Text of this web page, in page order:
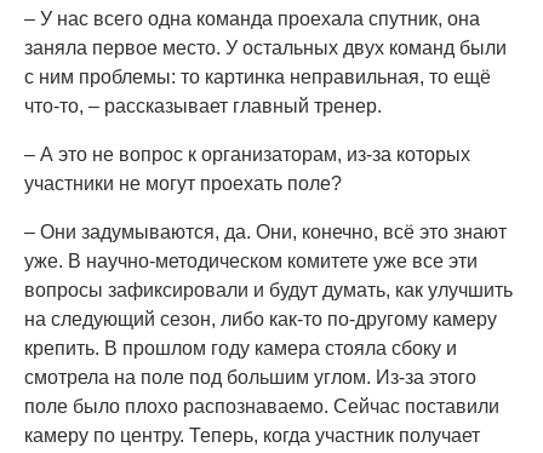
– У нас всего одна команда проехала спутник, она
заняла первое место. У остальных двух команд были
с ним проблемы: то картинка неправильная, то ещё
что-то, – рассказывает главный тренер.
– А это не вопрос к организаторам, из-за которых
участники не могут проехать поле?
– Они задумываются, да. Они, конечно, всё это знают
уже. В научно-методическом комитете уже все эти
вопросы зафиксировали и будут думать, как улучшить
на следующий сезон, либо как-то по-другому камеру
крепить. В прошлом году камера стояла сбоку и
смотрела на поле под большим углом. Из-за этого
поле было плохо распознаваемо. Сейчас поставили
камеру по центру. Теперь, когда участник получает